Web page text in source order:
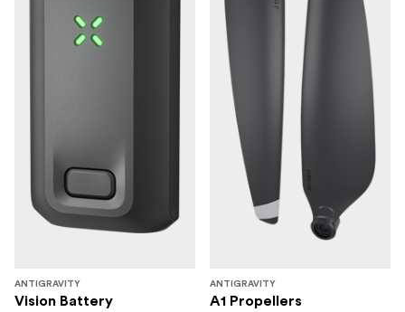
Sling Bag
Korrektionslinser ×2
ANTIGRAVITY
Vision Battery
ANTIGRAVITY
A1 Propellers